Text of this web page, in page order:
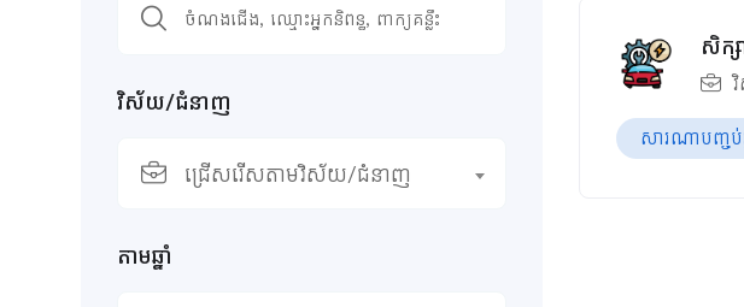
វិស័យ/ជំនាញ
ជ្រើសរើសតាមវិស័យ/ជំនាញ
តាមឆ្នាំ
សិក្
សារណាបញ្ចប់ឆ្